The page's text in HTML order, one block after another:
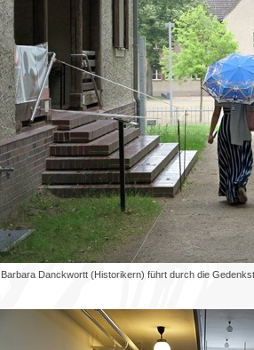
Barbara Danckwortt (Historikern) führt durch die